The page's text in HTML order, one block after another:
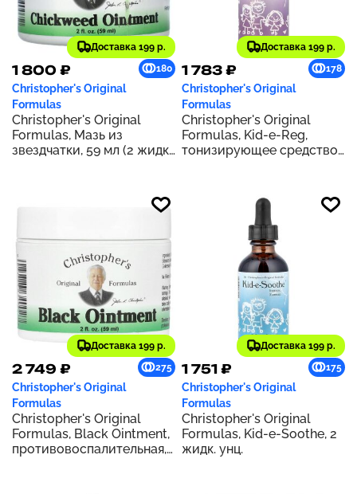
Доставка 199 р.
1 800 ₽ 180
Christopher's Original
Formulas
Christopher's Original
Formulas, Мазь из
звездчатки, 59 мл (2 жидк.
Доставка 199 р.
1 783 ₽ 178
Christopher's Original
Formulas
Christopher's Original
Formulas, Kid-e-Reg,
тонизирующее средство
Доставка 199 р.
2 749 ₽ 275
Christopher's Original
Formulas
Christopher's Original
Formulas, Black Ointment,
противовоспалительная,
Доставка 199 р.
1 751 ₽ 175
Christopher's Original
Formulas
Christopher's Original
Formulas, Kid-e-Soothe, 2
жидк. унц.